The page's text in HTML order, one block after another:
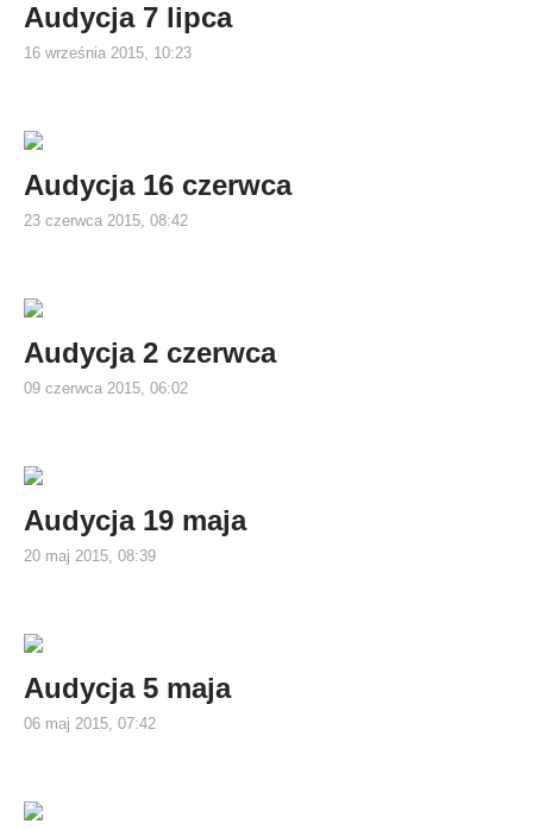
Audycja 7 lipca
16 września 2015, 10:23
Audycja 16 czerwca
23 czerwca 2015, 08:42
Audycja 2 czerwca
09 czerwca 2015, 06:02
Audycja 19 maja
20 maj 2015, 08:39
Audycja 5 maja
06 maj 2015, 07:42